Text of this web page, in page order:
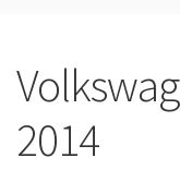
2014